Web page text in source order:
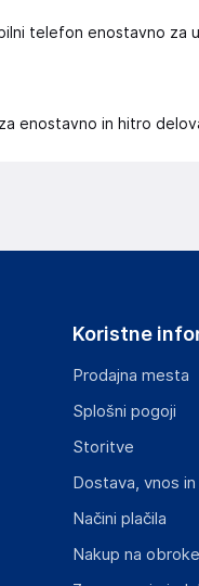
telefon enostavno za
enostavno in hitro
Koristne
Prodajna mesta
Splošni pogoji
Storitve
Dostava, vnos
Načini plačila
Nakup na obroke